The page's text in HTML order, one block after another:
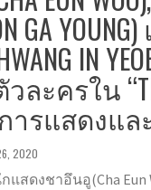
GA
IN
ละครใน
การแสดงแ
2020
กแสดงชาอึนอู(Cha